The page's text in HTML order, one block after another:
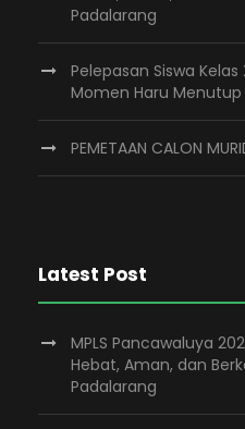
Padalarang
Pelepasan Siswa Kelas
Momen Haru Menutup
PEMETAAN CALON
Latest Post
MPLS Pancawaluya
Hebat, Aman, dan
Padalarang